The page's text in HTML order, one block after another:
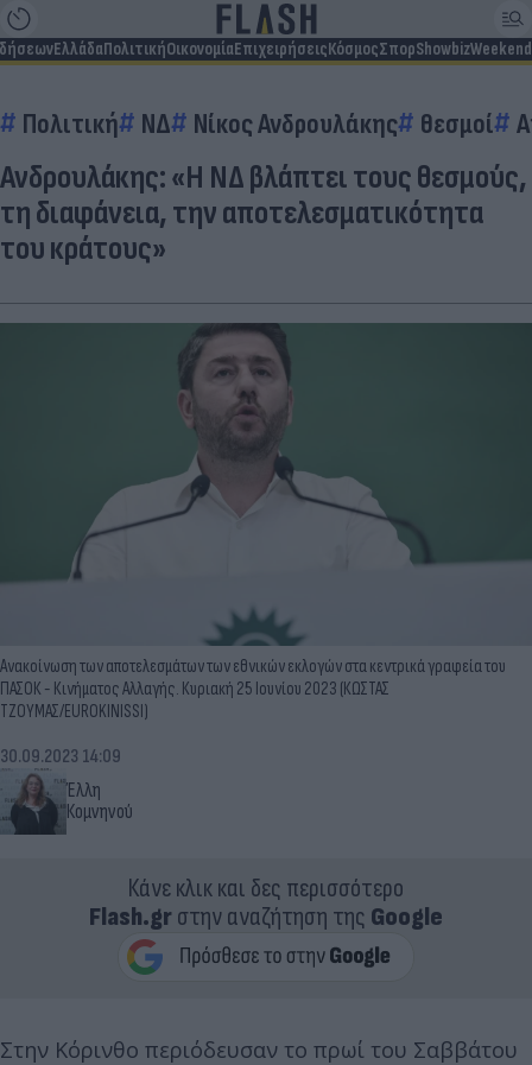
ΕλλάδαΠολιτικήΟικονομίαΕπιχειρήσειςΚόσμοςΣπορShowbizWeekend
Πολιτική ΝΔ Νίκος Ανδρουλάκης θεσμοί
Ανδρουλάκης: «Η ΝΔ βλάπτει τους θεσμούς,
τη διαφάνεια, την αποτελεσματικότητα
του κράτους»
Ανακοίνωση των αποτελεσμάτων των εθνικών εκλογών στα κεντρικά γραφεία του
ΠΑΣΟΚ - Κινήματος Αλλαγής. Κυριακή 25 Ιουνίου 2023 (ΚΩΣΤΑΣ
ΤΖΟΥΜΑΣ/EUROKINISSI)
Έλλη
Κομνηνού
30.09.2023 14:09
Κάνε κλικ και δες περισσότερο
Flash.grστην αναζήτηση της Google
Στην Κόρινθο περιόδευσαν το πρωί του Σαββάτου